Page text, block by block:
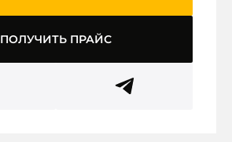
ПОЛУЧИТЬ ПРАЙС